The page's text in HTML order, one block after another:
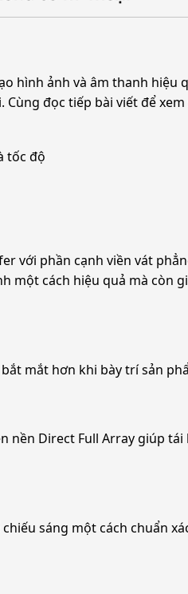
ảnh và âm thanh hiệu
đọc tiếp bài viết để
tốc độ
với phần cạnh viền vát
cách hiệu quả mà còn
mắt hơn khi bày trí sản
nền Direct Full Array giúp
sáng một cách chuẩn